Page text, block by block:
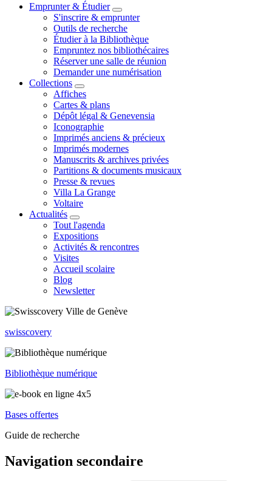
Emprunter & Étudier
S'inscrire & emprunter
Outils de recherche
Étudier à la Bibliothèque
Empruntez nos bibliothécaires
Réserver une salle de réunion
Demander une numérisation
Collections
Affiches
Cartes & plans
Dépôt légal & Genevensia
Iconographie
Imprimés anciens & précieux
Imprimés modernes
Manuscrits & archives privées
Partitions & documents musicaux
Presse & revues
Villa La Grange
Voltaire
Actualités
Tout l'agenda
Expositions
Activités & rencontres
Visites
Accueil scolaire
Blog
Newsletter
swisscovery
Bibliothèque numérique
Bases offertes
Guide de recherche
Navigation secondaire